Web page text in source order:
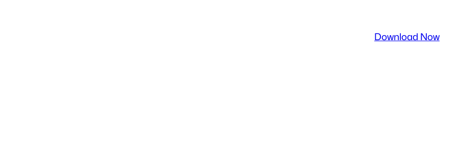
Download Now